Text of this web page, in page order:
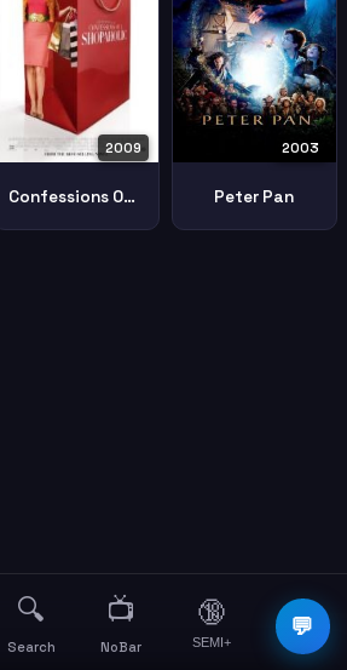
2009
Confessions Of A Shopaholic
2003
Peter Pan
💬
🔍
Search
📺
NoBar
🔞
SEMI+
☰